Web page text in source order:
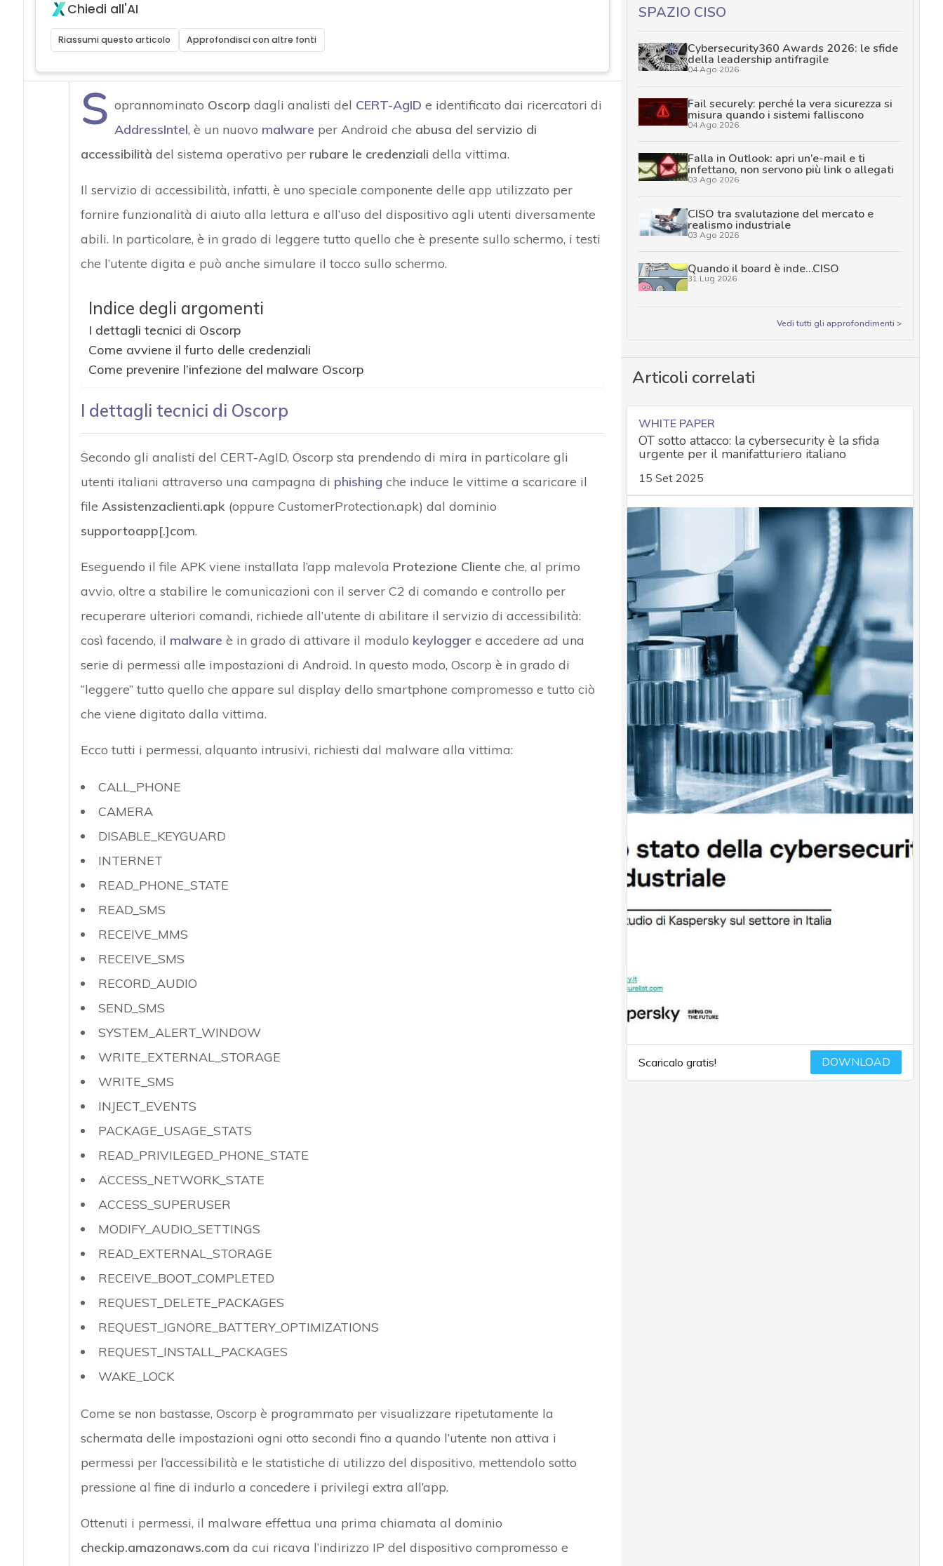
Chiedi all'AI
Riassumi questo articolo Approfondisci con altre fonti
S oprannominato Oscorp dagli analisti del CERT-AgID e identificato dai ricercatori di
AddressIntel, è un nuovo malware per Android che abusa del servizio di
accessibilità del sistema operativo per rubare le credenziali della vittima.
Il servizio di accessibilità, infatti, è uno speciale componente delle app utilizzato per
fornire funzionalità di aiuto alla lettura e all’uso del dispositivo agli utenti diversamente
abili. In particolare, è in grado di leggere tutto quello che è presente sullo schermo, i testi
che l’utente digita e può anche simulare il tocco sullo schermo.
Indice degli argomenti
I dettagli tecnici di Oscorp
Come avviene il furto delle credenziali
Come prevenire l’infezione del malware Oscorp
I dettagli tecnici di Oscorp
Secondo gli analisti del CERT-AgID, Oscorp sta prendendo di mira in particolare gli
utenti italiani attraverso una campagna di phishing che induce le vittime a scaricare il
file Assistenzaclienti.apk(oppure CustomerProtection.apk) dal dominio
supportoapp[.]com.
Eseguendo il file APK viene installata l’app malevola Protezione Cliente che, al primo
avvio, oltre a stabilire le comunicazioni con il server C2 di comando e controllo per
recuperare ulteriori comandi, richiede all’utente di abilitare il servizio di accessibilità:
così facendo, il malware è in grado di attivare il modulo keyloggere accedere ad una
serie di permessi alle impostazioni di Android. In questo modo, Oscorp è in grado di
“leggere” tutto quello che appare sul display dello smartphone compromesso e tutto ciò
che viene digitato dalla vittima.
Ecco tutti i permessi, alquanto intrusivi, richiesti dal malware alla vittima:
CALL_PHONE
CAMERA
DISABLE_KEYGUARD
INTERNET
READ_PHONE_STATE
READ_SMS
RECEIVE_MMS
RECEIVE_SMS
RECORD_AUDIO
SEND_SMS
SYSTEM_ALERT_WINDOW
WRITE_EXTERNAL_STORAGE
WRITE_SMS
INJECT_EVENTS
PACKAGE_USAGE_STATS
READ_PRIVILEGED_PHONE_STATE
ACCESS_NETWORK_STATE
ACCESS_SUPERUSER
MODIFY_AUDIO_SETTINGS
READ_EXTERNAL_STORAGE
RECEIVE_BOOT_COMPLETED
REQUEST_DELETE_PACKAGES
REQUEST_IGNORE_BATTERY_OPTIMIZATIONS
REQUEST_INSTALL_PACKAGES
WAKE_LOCK
Come se non bastasse, Oscorp è programmato per visualizzare ripetutamente la
schermata delle impostazioni ogni otto secondi fino a quando l’utente non attiva i
permessi per l’accessibilità e le statistiche di utilizzo del dispositivo, mettendolo sotto
pressione al fine di indurlo a concedere i privilegi extra all’app.
Ottenuti i permessi, il malware effettua una prima chiamata al dominio
checkip.amazonaws.com da cui ricava l’indirizzo IP del dispositivo compromesso e
SPAZIO CISO
Cybersecurity360 Awards 2026: le sfide
della leadership antifragile
04 Ago 2026
Fail securely: perché la vera sicurezza si
misura quando i sistemi falliscono
04 Ago 2026
Falla in Outlook: apri un’e-mail e ti
infettano, non servono più link o allegati
03 Ago 2026
CISO tra svalutazione del mercato e
realismo industriale
03 Ago 2026
Quando il board è inde…CISO
31 Lug 2026
Vedi tutti gli approfondimenti >
Articoli correlati
WHITE PAPER
OT sotto attacco: la cybersecurity è la sfida
urgente per il manifatturiero italiano
15 Set 2025
Scaricalo gratis! DOWNLOAD